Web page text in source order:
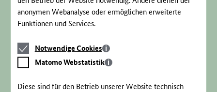
anonymen Webanalyse oder ermöglichen erweiterte
Funktionen und Services.
Notwendige
Cookies
Notwendige Cookies
Matomo
Webstatistik
Matomo Webstatistik
Diese sind für den Betrieb unserer Website technisch